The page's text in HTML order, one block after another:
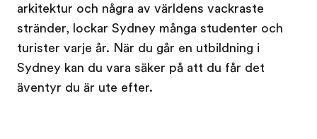
arkitektur och några av världens vackraste
stränder, lockar Sydney många studenter och
turister varje år. När du går en utbildning i
Sydney kan du vara säker på att du får det
äventyr du är ute efter.